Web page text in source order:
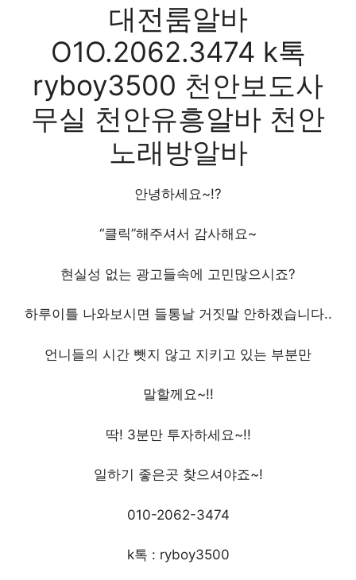
대전룸알바
O1O.2062.3474 k톡
ryboy3500 천안보도사
무실 천안유흥알바 천안
노래방알바
안녕하세요~!?
“클릭”해주셔서 감사해요~
현실성 없는 광고들속에 고민많으시죠?
하루이틀 나와보시면 들통날 거짓말 안하겠습니다..
언니들의 시간 뺏지 않고 지키고 있는 부분만
말할께요~!!
딱! 3분만 투자하세요~!!
일하기 좋은곳 찾으셔야죠~!
010-2062-3474
k톡 : ryboy3500